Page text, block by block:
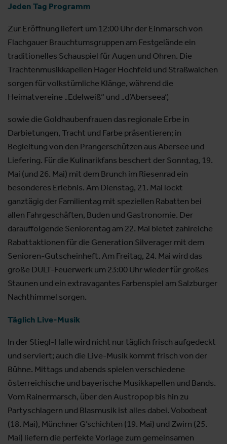
Jeden Tag Programm
Zur Eröffnung liefert um 12:00 Uhr der Einmarsch von
Flachgauer Brauchtumsgruppen am Festgelände ein
traditionelles Schauspiel für Augen und Ohren. Die
Trachtenmusikkapellen Hager Hochfeld und Straßwalchen
sorgen für volkstümliche Klänge, während die
Heimatvereine „Edelweiß“ und „d’Aberseea“,
sowie die Goldhaubenfrauen das regionale Erbe in
Darbietungen, Tracht und Farbe präsentieren; in
Begleitung von den Prangerschützen aus Abersee und
Liefering. Für die Kulinarikfans beschert der Sonntag, 19.
Mai (und 26. Mai) mit dem Brunch im Riesenrad ein
besonderes Erlebnis. Am Dienstag, 21. Mai lockt
ganztägig der Familientag mit speziellen Rabatten bei
allen Fahrgeschäften, Buden und Gastronomie. Der
darauffolgende Seniorentag am 22. Mai bietet zahlreiche
Rabattaktionen für die Generation Silverager mit dem
Senioren-Gutscheinheft. Am Freitag, 24. Mai wird das
große DULT-Feuerwerk um 23:00 Uhr wieder für großes
Staunen und ein extravagantes Farbenspiel am Salzburger
Nachthimmel sorgen.
Täglich Live-Musik
In der Stiegl-Halle wird nicht nur täglich frisch aufgedeckt
und serviert; auch die Live-Musik kommt frisch von der
Bühne. Mittags und abends spielen verschiedene
österreichische und bayerische Musikkapellen und Bands.
Vom Rainermarsch, über den Austropop bis hin zu
Partyschlagern und Blasmusik ist alles dabei. Volxxbeat
(18. Mai), Münchner G’schichten (19. Mai) und Zwirn (25.
Mai) liefern die perfekte Vorlage zum gemeinsamen